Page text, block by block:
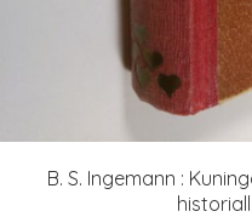
B. S. Ingemann :